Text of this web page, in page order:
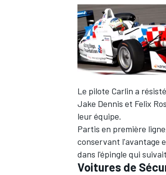
WEC
Le pilote Carlin a
Jake Dennis et Felix
leur équipe.
Partis en première
conservant l'avantage
dans l'épingle qui
Voitures de